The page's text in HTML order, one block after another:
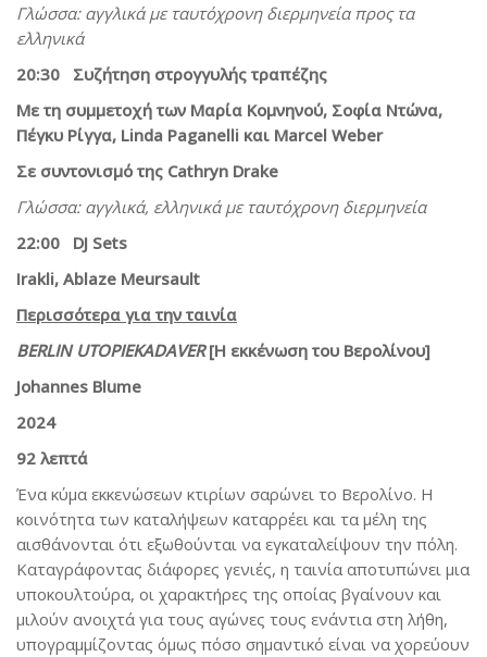
Γλώσσα: αγγλικά με ταυτόχρονη διερμηνεία προς τα
ελληνικά
20:30 Συζήτηση στρογγυλής τραπέζης
Με τη συμμετοχή των Μαρία Κομνηνού, Σοφία Ντώνα,
Πέγκυ Ρίγγα, Linda Paganelli και Marcel Weber
Σε συντονισμό της Cathryn Drake
Γλώσσα: αγγλικά, ελληνικά με ταυτόχρονη διερμηνεία
22:00 DJ Sets
Irakli, Ablaze Meursault
Περισσότερα για την ταινία
BERLIN UTOPIEKADAVER[Η εκκένωση του Βερολίνου]
Johannes Blume
2024
92 λεπτά
Ένα κύμα εκκενώσεων κτιρίων σαρώνει το Βερολίνο. Η
κοινότητα των καταλήψεων καταρρέει και τα μέλη της
αισθάνονται ότι εξωθούνται να εγκαταλείψουν την πόλη.
Καταγράφοντας διάφορες γενιές, η ταινία αποτυπώνει μια
υποκουλτούρα, οι χαρακτήρες της οποίας βγαίνουν και
μιλούν ανοιχτά για τους αγώνες τους ενάντια στη λήθη,
υπογραμμίζοντας όμως πόσο σημαντικό είναι να χορεύουν